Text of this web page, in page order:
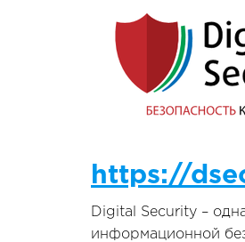
https://
Digital Security –
информационной